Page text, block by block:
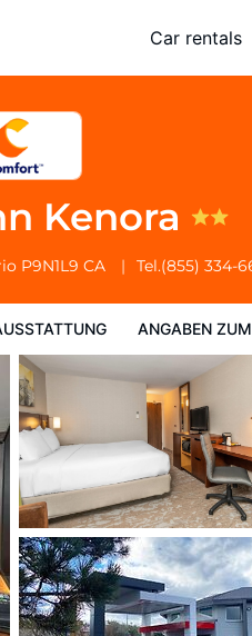
Car rentals
Kenora
P9N1L9 CA Tel.(855) 334-
ANGABEN
Hotelrichtlinien